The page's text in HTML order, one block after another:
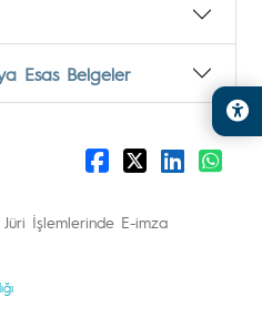
Esas Belgeler
İşlemlerinde E-imza